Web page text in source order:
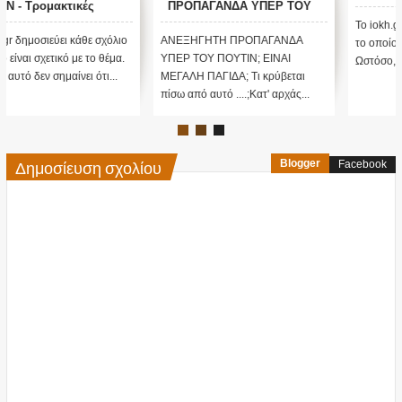
ΠΡΟΠΑΓΑΝΔΑ ΥΠΕΡ ΤΟΥ
ΠΟΥΤΙΝ;
ΑΝΕΞΗΓΗΤΗ ΠΡΟΠΑΓΑΝΔΑ
ΥΠΕΡ ΤΟΥ ΠΟΥΤΙΝ; ΕΙΝΑΙ
ΜΕΓΑΛΗ ΠΑΓΙΔΑ; Τι κρύβεται
πίσω από αυτό ....;Κατ' αρχάς...
Το iokh.gr δημοσιεύει κάθε σχόλιο
το οποίο είναι σχετικό με το θέμα.
Ωστόσο, αυτό δεν σημαίνει ότι...
Δημοσίευση σχολίου Blogger Facebook